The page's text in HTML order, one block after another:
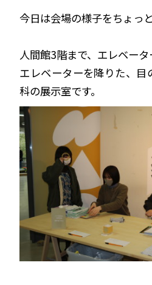
今日は会場の様子をちょっ
人間館3階まで、エレベータ
エレベーターを降りた、目
科の展示室です。